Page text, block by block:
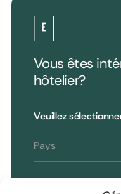
Vous êtes
hôtelier?
Veuillez
Pays
75008 Paris, France
T : 01 53 96 52 50
S'inscrire à la newsletter